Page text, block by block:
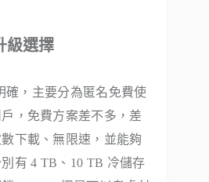
級選擇
確，主要分為匿名免費使
，免費方案差不多，差
下載、無限速，並能夠
有 4 TB、10 TB 冷儲存